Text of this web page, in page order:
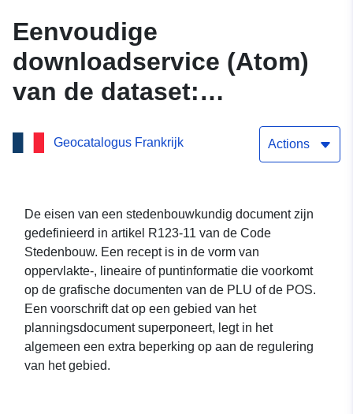
Eenvoudige
downloadservice (Atom)
van de dataset:
Oppervlaktevoorschrift
van de PLU van de
Selle
Geocatalogus Frankrijk Actions
De eisen van een stedenbouwkundig document zijn
gedefinieerd in artikel R123-11 van de Code
Stedenbouw. Een recept is in de vorm van
oppervlakte-, lineaire of puntinformatie die voorkomt
op de grafische documenten van de PLU of de POS.
Een voorschrift dat op een gebied van het
planningsdocument superponeert, legt in het
algemeen een extra beperking op aan de regulering
van het gebied.